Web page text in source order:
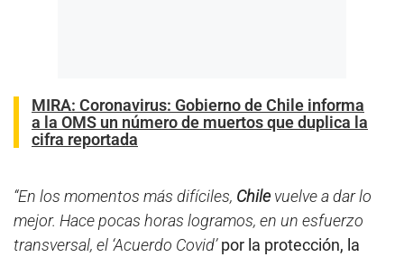
MIRA: Coronavirus: Gobierno de Chile informa
a la OMS un número de muertos que duplica la
cifra reportada
“En los momentos más difíciles, Chilevuelve a dar lo
mejor. Hace pocas horas logramos, en un esfuerzo
transversal, el ‘Acuerdo Covid’por la protección, la